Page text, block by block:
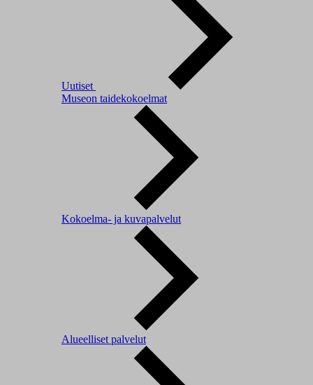
Uutiset
Museon taidekokoelmat
Kokoelma- ja kuvapalvelut
Alueelliset palvelut